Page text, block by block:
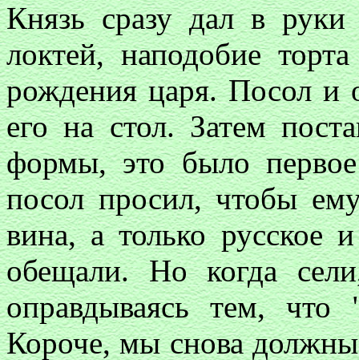
Князь сразу дал в
локтей, наподобие
рождения царя. Посол и
его на стол. Затем
формы, это было
посол просил, чтобы
вина, а только русское
обещали. Но когда
оправдываясь тем,
Короче, мы снова